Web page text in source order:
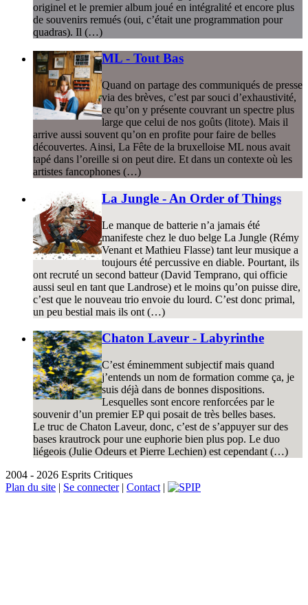
originel et le premier album joué en intégralité et encore plus
de souvenirs remués (oui, c’était une programmation pour
quadras). Il (…)
ML - Tout Bas
Quand on partage des communiqués de presse
via des brèves, c’est par souci d’exhaustivité,
ce qu’on y présente couvrant un spectre plus
large que celui de nos goûts (litote). Mais il
arrive aussi souvent qu’on en profite pour faire de belles
découvertes. Ainsi, La Fête de la bruxelloise ML nous avait
tapé dans l’oreille si on peut dire. Et dans un contexte où les
artistes fancophones (…)
La Jungle - An Order of Things
Le manque de batterie n’a jamais été
manifeste chez le duo belge La Jungle (Rémy
Venant et Mathieu Flasse) tant leur musique a
toujours été percussive en diable. Pourtant, ils
ont recruté un second batteur (David Temprano, qui officie
aussi seul en tant que Landrose) et le moins qu’on puisse dire,
c’est que le nouveau trio envoie du lourd. C’est donc primal,
un peu bestial mais ils ont (…)
Chaton Laveur - Labyrinthe
C’est éminemment subjectif mais quand
j’entends un nom de formation comme ça, je
suis déjà dans de bonnes dispositions.
Lesquelles sont encore renforcées par le
souvenir d’un premier EP qui posait de très belles bases.
Le truc de Chaton Laveur, donc, c’est de s’appuyer sur des
bases krautrock pour une euphorie bien plus pop. Le duo
liégeois (Julie Odeurs et Pierre Lechien) est cependant (…)
2004 - 2026 Esprits Critiques
Plan du site | Se connecter| Contact |